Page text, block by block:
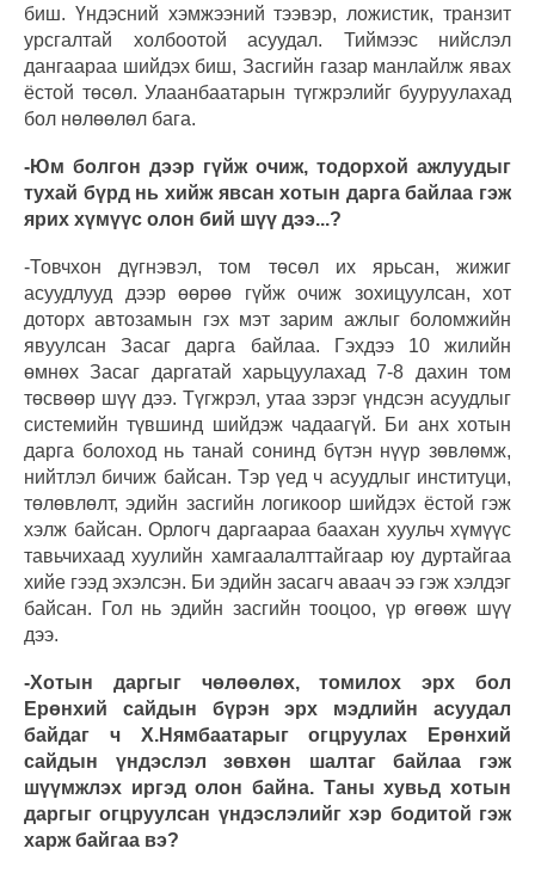
биш. Үндэсний хэмжээний тээвэр, ложистик, транзит
урсгалтай холбоотой асуудал. Тиймээс нийслэл
дангаараа шийдэх биш, Засгийн газар манлайлж явах
ёстой төсөл. Улаанбаатарын түгжрэлийг бууруулахад
бол нөлөөлөл бага.
-Юм болгон дээр гүйж очиж, тодорхой ажлуудыг
тухай бүрд нь хийж явсан хотын дарга байлаа гэж
ярих хүмүүс олон бий шүү дээ...?
-Товчхон дүгнэвэл, том төсөл их ярьсан, жижиг
асуудлууд дээр өөрөө гүйж очиж зохицуулсан, хот
доторх автозамын гэх мэт зарим ажлыг боломжийн
явуулсан Засаг дарга байлаа. Гэхдээ 10 жилийн
өмнөх Засаг даргатай харьцуулахад 7-8 дахин том
төсвөөр шүү дээ. Түгжрэл, утаа зэрэг үндсэн асуудлыг
системийн түвшинд шийдэж чадаагүй. Би анх хотын
дарга болоход нь танай сонинд бүтэн нүүр зөвлөмж,
нийтлэл бичиж байсан. Тэр үед ч асуудлыг институци,
төлөвлөлт, эдийн засгийн логикоор шийдэх ёстой гэж
хэлж байсан. Орлогч даргаараа баахан хуульч хүмүүс
тавьчихаад хуулийн хамгаалалттайгаар юу дуртайгаа
хийе гээд эхэлсэн. Би эдийн засагч аваач ээ гэж хэлдэг
байсан. Гол нь эдийн засгийн тооцоо, үр өгөөж шүү
дээ.
-Хотын даргыг чөлөөлөх, томилох эрх бол
Ерөнхий сайдын бүрэн эрх мэдлийн асуудал
байдаг ч Х.Нямбаатарыг огцруулах Ерөнхий
сайдын үндэслэл зөвхөн шалтаг байлаа гэж
шүүмжлэх иргэд олон байна. Таны хувьд хотын
даргыг огцруулсан үндэслэлийг хэр бодитой гэж
харж байгаа вэ?